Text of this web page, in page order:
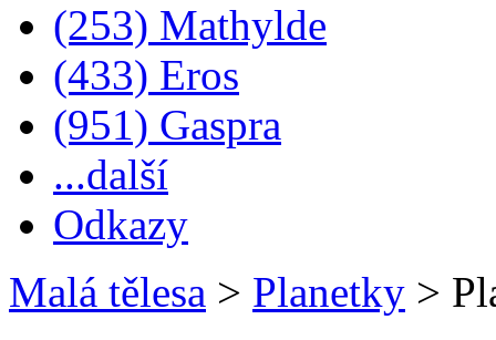
(253) Mathylde
(433) Eros
(951) Gaspra
...další
Odkazy
Malá tělesa > Planetky >